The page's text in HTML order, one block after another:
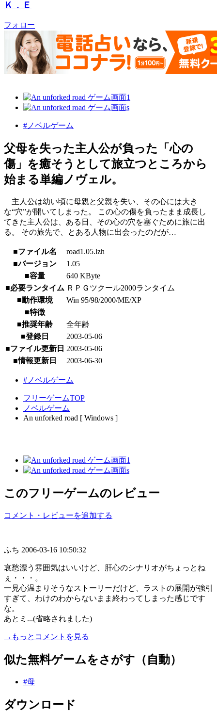
Ｋ．Ｅ
フォロー
#ノベルゲーム
父母を失った主人公が負った「心の
傷」を癒そうとして旅立つところから
始まる単編ノヴェル。
主人公は幼い頃に母親と父親を失い、その心には大き
な“穴”が開いてしまった。 この心の傷を負ったまま成長し
てきた主人公は、ある日、その心の穴を塞ぐために旅に出
る。 その旅先で、とある人物に出会ったのだが…
■ファイル名
road1.05.lzh
■バージョン
1.05
■容量
640 KByte
■必要ランタイム ＲＰＧツクール2000ランタイム
■動作環境
Win 95/98/2000/ME/XP
■特徴
■推奨年齢
全年齢
■登録日
2003-05-06
■ファイル更新日 2003-05-06
■情報更新日
2003-06-30
#ノベルゲーム
フリーゲームTOP
ノベルゲーム
An unforked road [ Windows ]
このフリーゲームのレビュー
コメント・レビューを追加する
ふち 2006-03-16 10:50:32
哀愁漂う雰囲気はいいけど、肝心のシナリオがちょっとね
ぇ・・・。
一見心温まりそうなストーリーだけど、ラストの展開が強引
すぎて、わけのわからないまま終わってしまった感じです
な。
あとミ...(省略されました)
→もっとコメントを見る
似た無料ゲームをさがす（自動）
#母
ダウンロード